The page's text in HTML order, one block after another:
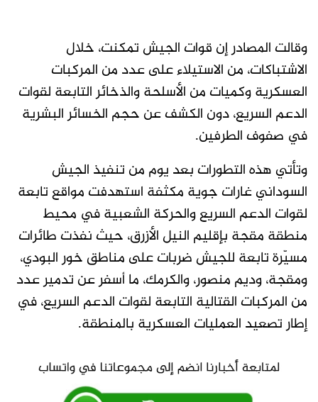
وقالت المصادر إن قوات الجيش تمكنت، خلال
الاشتباكات، من الاستيلاء على عدد من المركبات
العسكرية وكميات من الأسلحة والذخائر التابعة لقوات
الدعم السريع، دون الكشف عن حجم الخسائر البشرية
في صفوف الطرفين.
وتأتي هذه التطورات بعد يوم من تنفيذ الجيش
السوداني غارات جوية مكثفة استهدفت مواقع تابعة
لقوات الدعم السريع والحركة الشعبية في محيط
منطقة مقجة بإقليم النيل الأزرق، حيث نفذت طائرات
مسيّرة تابعة للجيش ضربات على مناطق خور البودي،
ومقجة، وديم منصور، والكرمك، ما أسفر عن تدمير عدد
من المركبات القتالية التابعة لقوات الدعم السريع، في
إطار تصعيد العمليات العسكرية بالمنطقة.